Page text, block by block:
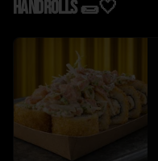
Handrolls 🌯🤍